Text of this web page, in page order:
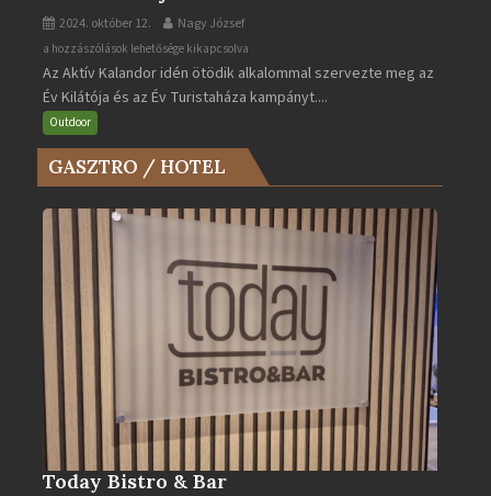
2024. október 12. Nagy József
Az
Év
Kilátója
és
az
Év
bejegyzéshez
a hozzászólások lehetősége kikapcsolva
Az Aktív Kalandor idén ötödik alkalommal szervezte meg az
Év Kilátója és az Év Turistaháza kampányt....
Outdoor
GASZTRO / HOTEL
Today Bistro & Bar